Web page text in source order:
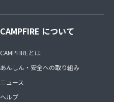
CAMPFIRE について
CAMPFIREとは
あんしん・安全への取り組み
ニュース
ヘルプ